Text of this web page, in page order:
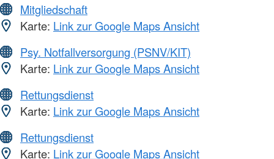
Mitgliedschaft
Karte: Link zur Google Maps Ansicht
Psy. Notfallversorgung (PSNV/KIT)
Karte: Link zur Google Maps Ansicht
Rettungsdienst
Karte: Link zur Google Maps Ansicht
Rettungsdienst
Karte: Link zur Google Maps Ansicht